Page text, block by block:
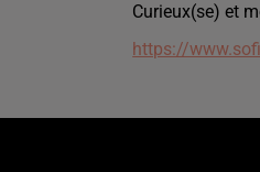
Curieux(se) et
https://